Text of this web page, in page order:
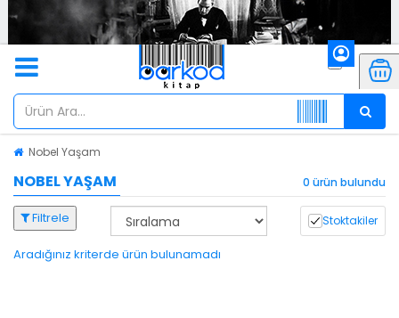
Nobel Yaşam
NOBEL YAŞAM 0 ürün bulundu
Filtrele Stoktakiler
Aradığınız kriterde ürün bulunamadı